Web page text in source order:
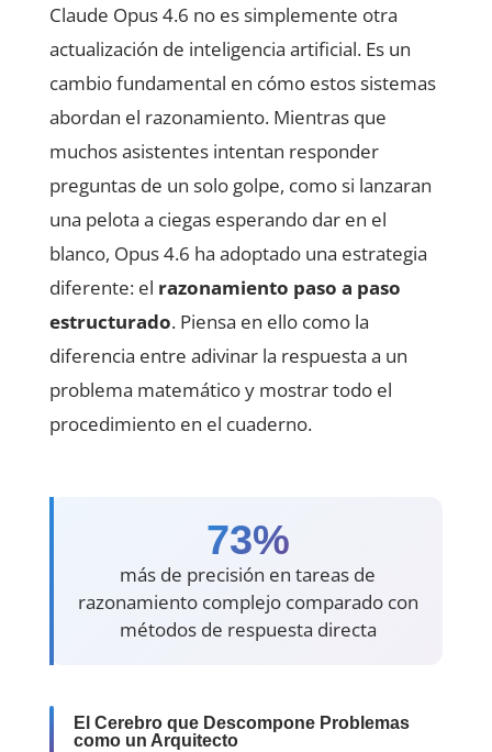
Claude Opus 4.6 no es simplemente otra
actualización de inteligencia artificial. Es un
cambio fundamental en cómo estos sistemas
abordan el razonamiento. Mientras que
muchos asistentes intentan responder
preguntas de un solo golpe, como si lanzaran
una pelota a ciegas esperando dar en el
blanco, Opus 4.6 ha adoptado una estrategia
diferente: el razonamiento paso a paso
estructurado. Piensa en ello como la
diferencia entre adivinar la respuesta a un
problema matemático y mostrar todo el
procedimiento en el cuaderno.
73%
más de precisión en tareas de
razonamiento complejo comparado con
métodos de respuesta directa
El Cerebro que Descompone Problemas
como un Arquitecto